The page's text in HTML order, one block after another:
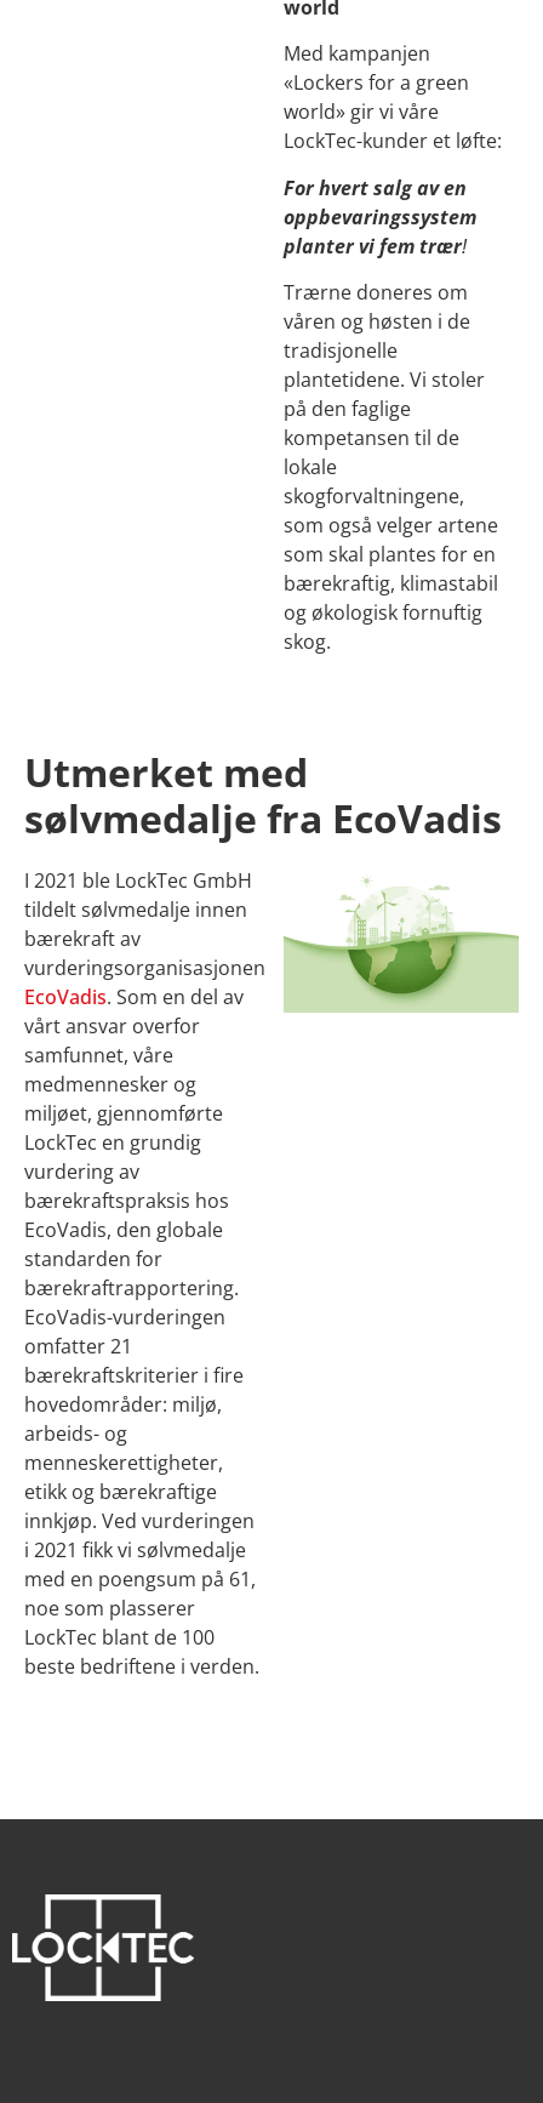
world
Med kampanjen
«Lockers for a green
world» gir vi våre
LockTec-kunder et løfte:
For hvert salg av en
oppbevaringssystem
planter vi fem trær!
Trærne doneres om
våren og høsten i de
tradisjonelle
plantetidene. Vi stoler
på den faglige
kompetansen til de
lokale
skogforvaltningene,
som også velger artene
som skal plantes for en
bærekraftig, klimastabil
og økologisk fornuftig
skog.
Utmerket med
sølvmedalje fra EcoVadis
I 2021 ble LockTec GmbH
tildelt sølvmedalje innen
bærekraft av
vurderingsorganisasjonen
EcoVadis. Som en del av
vårt ansvar overfor
samfunnet, våre
medmennesker og
miljøet, gjennomførte
LockTec en grundig
vurdering av
bærekraftspraksis hos
EcoVadis, den globale
standarden for
bærekraftrapportering.
EcoVadis-vurderingen
omfatter 21
bærekraftskriterier i fire
hovedområder: miljø,
arbeids- og
menneskerettigheter,
etikk og bærekraftige
innkjøp. Ved vurderingen
i 2021 fikk vi sølvmedalje
med en poengsum på 61,
noe som plasserer
LockTec blant de 100
beste bedriftene i verden.